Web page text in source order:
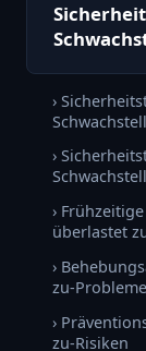
›
›
›
überlastet
›
zu-Probleme
›
zu-Risiken